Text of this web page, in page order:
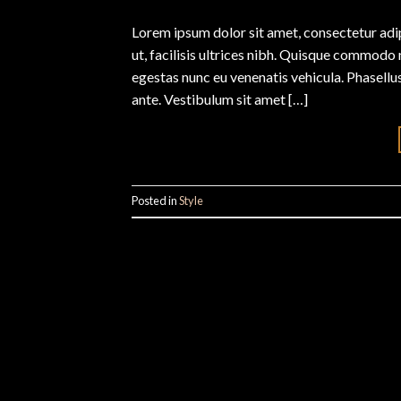
Lorem ipsum dolor sit amet, consectetur
ut, facilisis ultrices nibh. Quisque
egestas nunc eu venenatis vehicula.
ante. Vestibulum sit amet […]
Posted inStyle